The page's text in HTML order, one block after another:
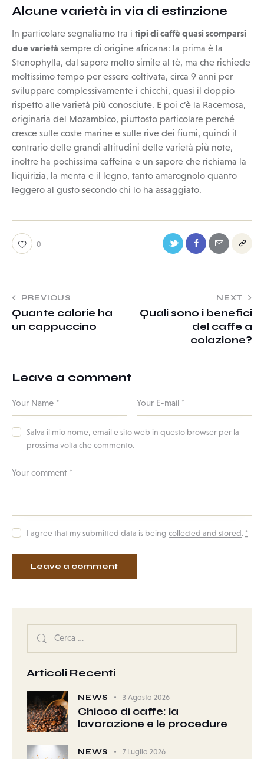
Alcune varietà in via di estinzione
In particolare segnaliamo tra i tipi di caffè quasi scomparsi
due varietà sempre di origine africana: la prima è la
Stenophylla, dal sapore molto simile al tè, ma che richiede
moltissimo tempo per essere coltivata, circa 9 anni per
sviluppare complessivamente i chicchi, quasi il doppio
rispetto alle varietà più conosciute. E poi c’è la Racemosa,
originaria del Mozambico, piuttosto particolare perché
cresce sulle coste marine e sulle rive dei fiumi, quindi il
contrario delle grandi altitudini delle varietà più note,
inoltre ha pochissima caffeina e un sapore che richiama la
liquirizia, la menta e il legno, tanto amarognolo quanto
leggero al gusto secondo chi lo ha assaggiato.
0
PREVIOUS
Quante calorie ha
un cappuccino
NEXT
Quali sono i benefici
del caffe a
colazione?
Leave a comment
Salva il mio nome, email e sito web in questo browser per la
prossima volta che commento.
I agree that my submitted data is beingcollected and stored. *
Articoli Recenti
NEWS 3 Agosto 2026
Chicco di caffe: la
lavorazione e le procedure
NEWS 7 Luglio 2026